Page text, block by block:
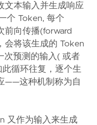
文本输入并生成响应
个 Token, 每个
前向传播(forward
会将该生成的 Token
次预测的输入( 或者
循环往复，逐个生
——这种机制称为自
又作为输入来生成